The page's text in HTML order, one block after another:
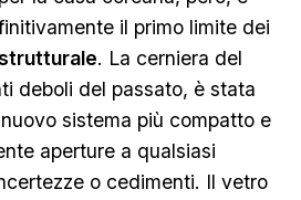
il primo limite dei
. La cerniera del
deboli del passato, è stata
sistema più compatto e
aperture a qualsiasi
o cedimenti. Il vetro